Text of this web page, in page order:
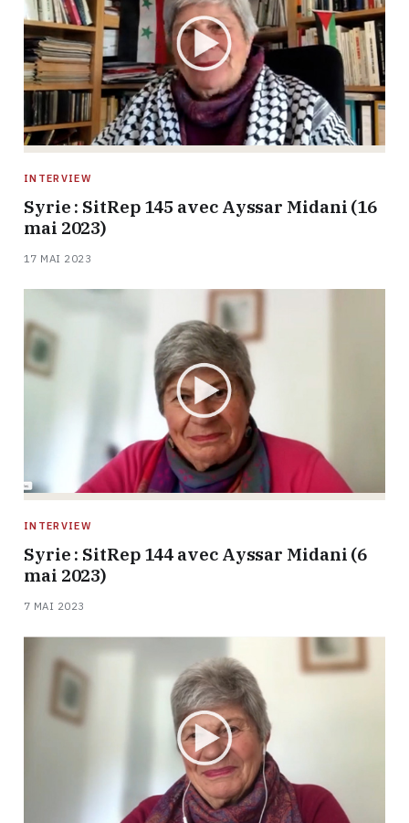
INTERVIEW
Syrie : SitRep 145 avec Ayssar Midani (16
mai 2023)
17 MAI 2023
INTERVIEW
Syrie : SitRep 144 avec Ayssar Midani (6
mai 2023)
7 MAI 2023